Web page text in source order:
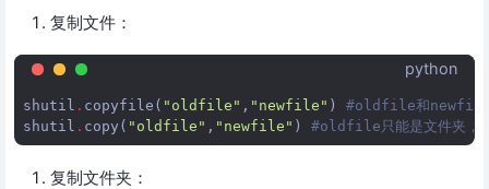
复制文件：
python
shutil . copyfile ( "oldfile" , "newfile" )
#oldfile和newfile
shutil . copy ( "oldfile" , "newfile" ) #oldfile只能是文件夹，
复制文件夹：